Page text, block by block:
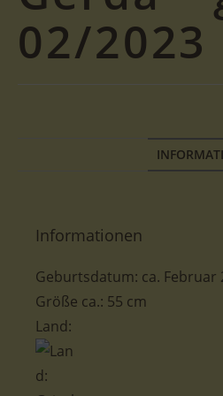
02/2023
Informationen
Geburtsdatum: ca. Februar
Größe ca.: 55 cm
Land: